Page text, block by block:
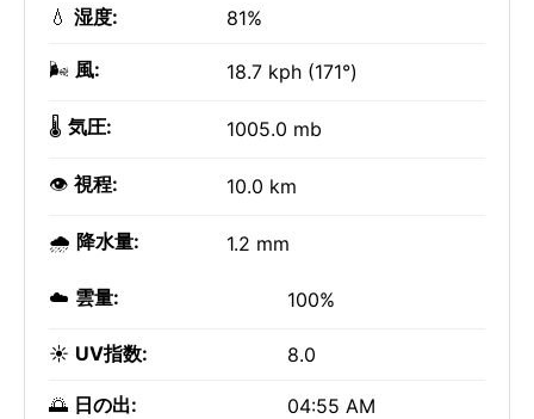
💧 湿度: 81%
🌬️ 風: 18.7 kph (171°)
🌡️ 気圧: 1005.0 mb
👁️ 視程: 10.0 km
🌧️ 降水量: 1.2 mm
☁️ 雲量: 100%
☀️ UV指数: 8.0
🌅 日の出: 04:55 AM